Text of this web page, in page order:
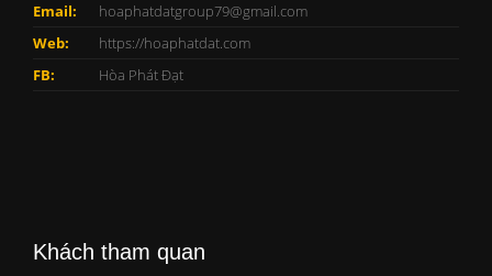
Email:
hoaphatdatgroup79@gmail.com
Web:
https://hoaphatdat.com
FB:
Hòa Phát Đạt
Khách tham quan